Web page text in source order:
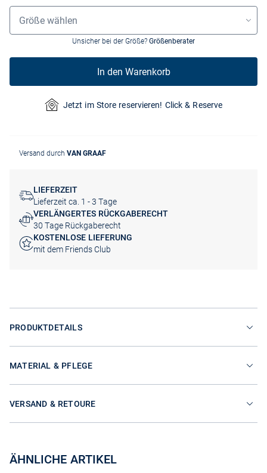
Größenauswahl
Größe wählen
Unsicher bei der Größe? Größenberater
In den Warenkorb
Jetzt im Store reservieren! Click & Reserve
Versand durch VAN GRAAF
LIEFERZEIT
Lieferzeit ca. 1 - 3 Tage
VERLÄNGERTES RÜCKGABERECHT
30 Tage Rückgaberecht
KOSTENLOSE LIEFERUNG
mit dem Friends Club
PRODUKTDETAILS
MATERIAL & PFLEGE
VERSAND & RETOURE
ÄHNLICHE ARTIKEL